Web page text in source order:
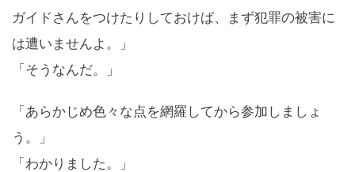
ガイドさんをつけたりしておけば、まず犯罪の被害に
は遭いませんよ。」
「そうなんだ。」
「あらかじめ色々な点を網羅してから参加しましょ
う。」
「わかりました。」